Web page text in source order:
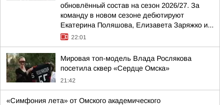
обновлённый состав на сезон 2026/27. За
команду в новом сезоне дебютируют
Екатерина Поляшова, Елизавета Заряжко и...
22:01
Мировая топ-модель Влада Рослякова
посетила сквер «Сердце Омска»
21:42
«Симфония лета» от Омского академического